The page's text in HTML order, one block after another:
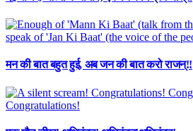
मन की बात बहुत हुई, अब जन की बात करो राजन्!!